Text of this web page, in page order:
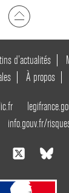
d’actualités
À propos
info.gouv.fr/